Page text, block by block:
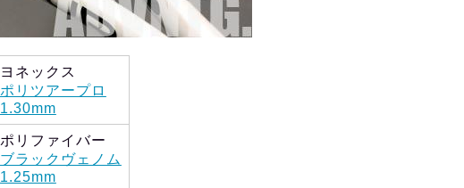
ヨネックス
ポリツアープロ
1.30mm
ポリファイバー
ブラックヴェノム
1.25mm